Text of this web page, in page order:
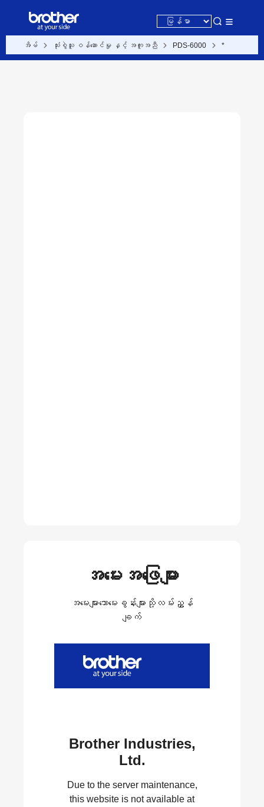
အိမ် သုံးစွဲသူ ဝန်ဆောင်မှု နှင့် အကူအညီ PDS-6000 *
အမေးအဖြေများ
အမေးများသောမေးခွန်းများသို့လမ်းညွှန်
ချက်
Brother Industries,
Ltd.
Due to the server maintenance,
this website is not available at